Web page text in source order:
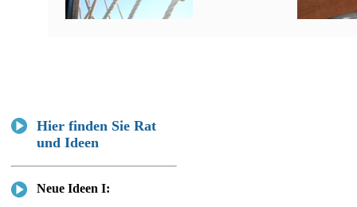
Hier finden Sie Rat
und Ideen
Neue Ideen I: